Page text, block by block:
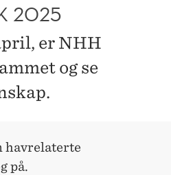
2025
er NHH
og se
havrelaterte
på.